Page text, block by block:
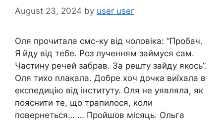
August 23, 2024 by user user
Оля прочитала смс-ку від чоловіка: “Пробач.
Я йду від тебе. Роз лученням займуся сам.
Частину речей забрав. За решту зайду якось”.
Оля тихо nлакала. Добре хоч дочка виїхала в
експедицію від інституту. Оля не уявляла, як
пояснити те, що трапилося, коли
повернеться… … Пройшов місяць. Ольга